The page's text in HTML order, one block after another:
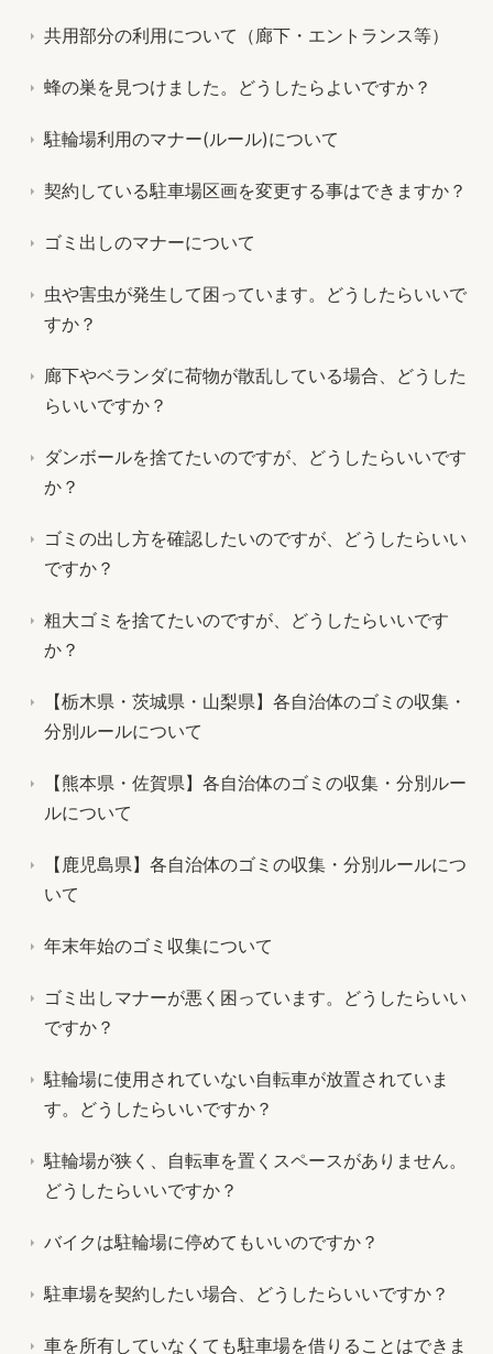
共用部分の利用について（廊下・エントランス等）
蜂の巣を見つけました。どうしたらよいですか？
駐輪場利用のマナー(ルール)について
契約している駐車場区画を変更する事はできますか？
ゴミ出しのマナーについて
虫や害虫が発生して困っています。どうしたらいいで
すか？
廊下やベランダに荷物が散乱している場合、どうした
らいいですか？
ダンボールを捨てたいのですが、どうしたらいいです
か？
ゴミの出し方を確認したいのですが、どうしたらいい
ですか？
粗大ゴミを捨てたいのですが、どうしたらいいです
か？
【栃木県・茨城県・山梨県】各自治体のゴミの収集・
分別ルールについて
【熊本県・佐賀県】各自治体のゴミの収集・分別ルー
ルについて
【鹿児島県】各自治体のゴミの収集・分別ルールにつ
いて
年末年始のゴミ収集について
ゴミ出しマナーが悪く困っています。どうしたらいい
ですか？
駐輪場に使用されていない自転車が放置されていま
す。どうしたらいいですか？
駐輪場が狭く、自転車を置くスペースがありません。
どうしたらいいですか？
バイクは駐輪場に停めてもいいのですか？
駐車場を契約したい場合、どうしたらいいですか？
車を所有していなくても駐車場を借りることはできま